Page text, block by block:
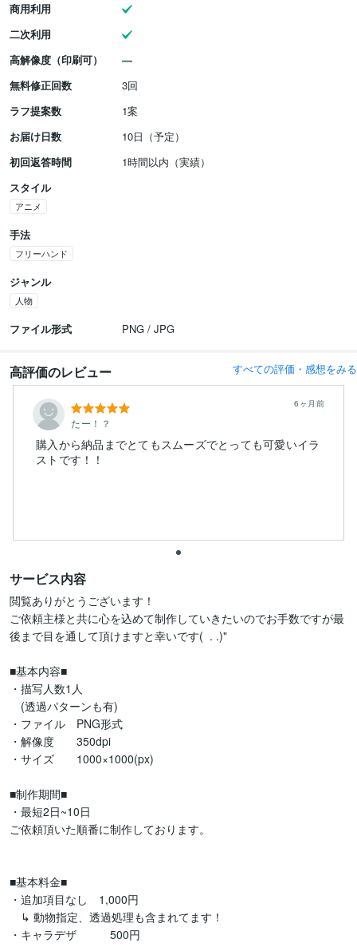
商用利用
二次利用
高解像度（印刷可）
無料修正回数
3回
ラフ提案数
1案
お届け日数
10日（予定）
初回返答時間
1時間以内（実績）
スタイル
アニメ
手法
フリーハンド
ジャンル
人物
ファイル形式 PNG / JPG
高評価のレビュー すべての評価・感想をみる
たー！？
6ヶ月前
購入から納品までとてもスムーズでとっても可愛いイラ
ストです！！
サービス内容
閲覧ありがとうございます！
ご依頼主様と共に心を込めて制作していきたいのでお手数ですが最
後まで目を通して頂けますと幸いです(  . .)"
■基本内容■
・描写人数1人
(透過パターンも有)
・ファイル　PNG形式
・解像度　　350dpi
・サイズ　　1000×1000(px)
■制作期間■
・最短2日~10日
ご依頼頂いた順番に制作しております。
■基本料金■
・追加項目なし　1,000円
↳ 動物指定、透過処理も含まれてます！
・キャラデザ　　　500円